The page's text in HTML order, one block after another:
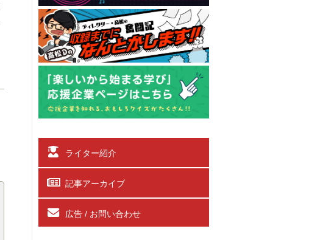
ライター紹介
記事アーカイブ
広告 / お問い合わせ